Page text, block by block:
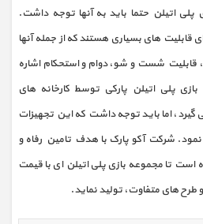
اتیلن حتما باید به آنها توجه داشت.
قابلیت های بسیاری هستند که از جمله آنها
قابلیت شست و شو، دوام و استحکام اشاره
پلی اتیلن پارکی توسط کارخانه های
گیرد، اما باید توجه داشت که این تجهیزات
نمود. شرکت آکو پارک با هدف تامین رفاه و
تا مجموعه بازی پلی اتیلن ای با قیمت
های متفاوت، تولید نماید.